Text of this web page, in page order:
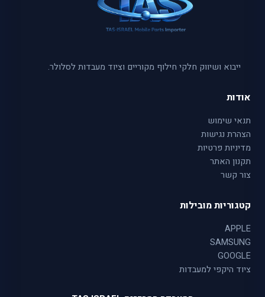
ייבוא ושיווק חלקי חילוף מקוריים וציוד מעבדות לסלולר.
אודות
תנאי שימוש
הצהרת נגישות
מדיניות פרטיות
תקנון האתר
צור קשר
קטגוריות מובילות
APPLE
SAMSUNG
GOOGLE
ציוד היקפי למעבדות